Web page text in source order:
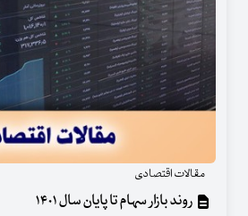
مقالات اقتصادی
روند بازار سهام تا پایان سال ۱۴۰۱